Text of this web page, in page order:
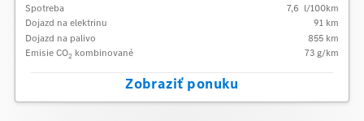
Spotreba 7,6 l/100km
Dojazd na elektrinu
91 km
Dojazd na palivo
855 km
Emisie CO2 kombinované 73g/km
Zobraziť ponuku